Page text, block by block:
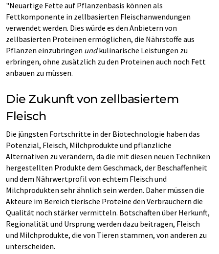
"Neuartige Fette auf Pflanzenbasis können als
Fettkomponente in zellbasierten Fleischanwendungen
verwendet werden. Dies würde es den Anbietern von
zellbasierten Proteinen ermöglichen, die Nährstoffe aus
Pflanzen einzubringen undkulinarische Leistungen zu
erbringen, ohne zusätzlich zu den Proteinen auch noch Fett
anbauen zu müssen.
Die Zukunft von zellbasiertem
Fleisch
Die jüngsten Fortschritte in der Biotechnologie haben das
Potenzial, Fleisch, Milchprodukte und pflanzliche
Alternativen zu verändern, da die mit diesen neuen Techniken
hergestellten Produkte dem Geschmack, der Beschaffenheit
und dem Nährwertprofil von echtem Fleisch und
Milchprodukten sehr ähnlich sein werden. Daher müssen die
Akteure im Bereich tierische Proteine den Verbrauchern die
Qualität noch stärker vermitteln. Botschaften über Herkunft,
Regionalität und Ursprung werden dazu beitragen, Fleisch
und Milchprodukte, die von Tieren stammen, von anderen zu
unterscheiden.